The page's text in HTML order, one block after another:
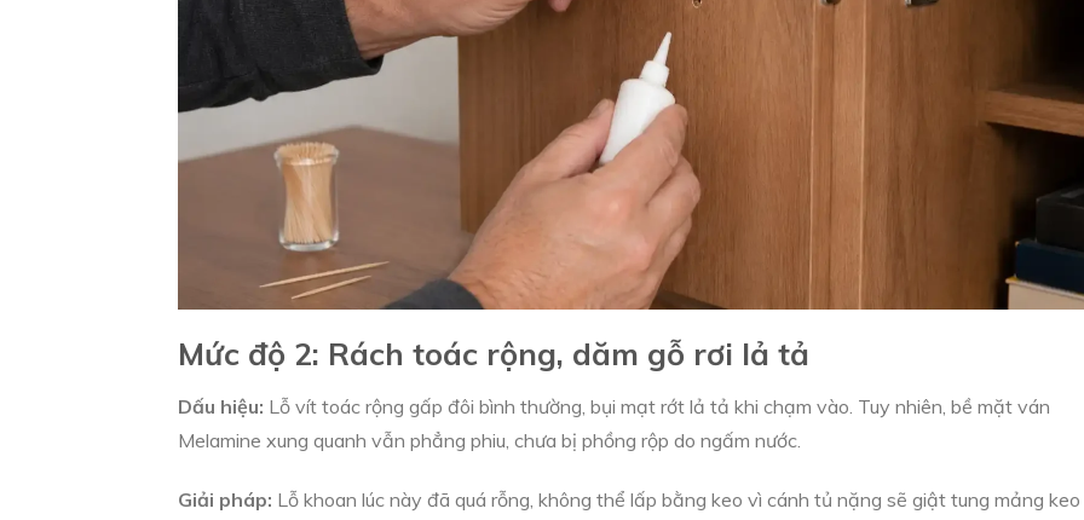
Mức độ 2: Rách toác rộng, dăm gỗ rơi lả tả
Dấu hiệu: Lỗ vít toác rộng gấp đôi bình thường, bụi mạt rớt lả tả khi chạm vào. Tuy nhiên, bề mặt ván
Melamine xung quanh vẫn phẳng phiu, chưa bị phồng rộp do ngấm nước.
Giải pháp: Lỗ khoan lúc này đã quá rỗng, không thể lấp bằng keo vì cánh tủ nặng sẽ giật tung mảng keo